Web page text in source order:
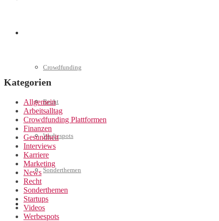
Crowdfunding
Recht
Werbespots
Sonderthemen
Geschäftskonto eröffnen
Kategorien
Allgemein
Arbeitsalltag
Crowdfunding Plattformen
Finanzen
Gesundheit
Interviews
Karriere
Marketing
News
Recht
Sonderthemen
Startups
Videos
Werbespots